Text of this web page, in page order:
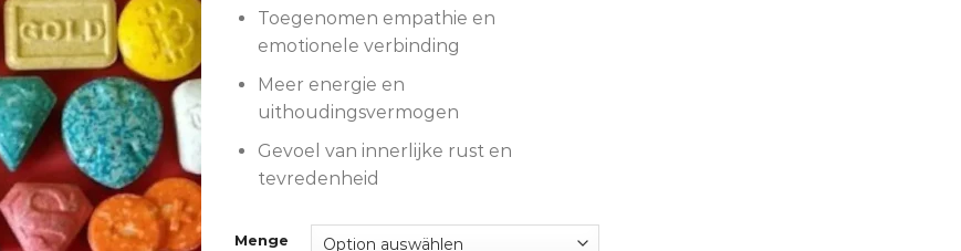
Toegenomen empathie en
emotionele verbinding
Meer energie en
uithoudingsvermogen
Gevoel van innerlijke rust en
tevredenheid
Menge